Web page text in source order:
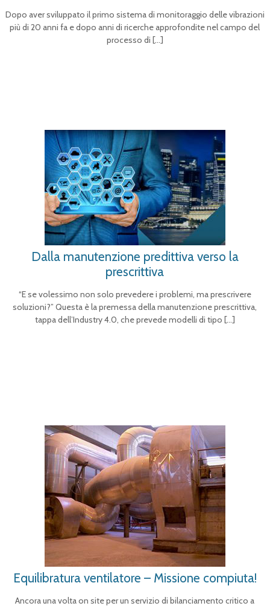
Dopo aver sviluppato il primo sistema di monitoraggio delle vibrazioni
più di 20 anni fa e dopo anni di ricerche approfondite nel campo del
processo di […]
Dalla manutenzione predittiva verso la
prescrittiva
“E se volessimo non solo prevedere i problemi, ma prescrivere
soluzioni?” Questa è la premessa della manutenzione prescrittiva,
tappa dell’Industry 4.0, che prevede modelli di tipo […]
Equilibratura ventilatore – Missione compiuta!
Ancora una volta on site per un servizio di bilanciamento critico a